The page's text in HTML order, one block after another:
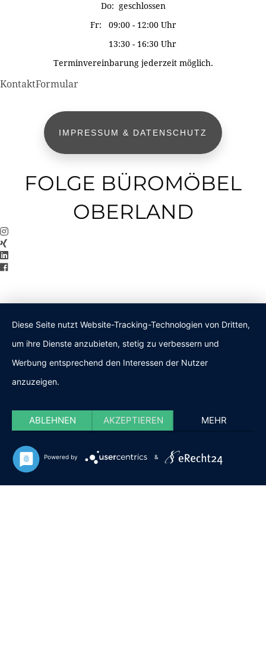
Do: geschlossen
Fr: 09:00 - 12:00 Uhr
13:30 - 16:30 Uhr
Terminvereinbarung jederzeit möglich.
KontaktFormular
IMPRESSUM & DATENSCHUTZ
FOLGE BÜROMÖBEL
OBERLAND
Diese Seite nutzt Website-Tracking-Technologien von Dritten,
um ihre Dienste anzubieten, stetig zu verbessern und
Werbung entsprechend den Interessen der Nutzer
anzuzeigen.
ABLEHNEN AKZEPTIEREN MEHR
Powered by &